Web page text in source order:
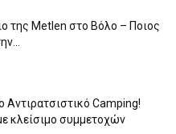
της Metlen στο Βόλο – Ποιος
Αντιρατσιστικό Camping!
κλείσιμο συμμετοχών